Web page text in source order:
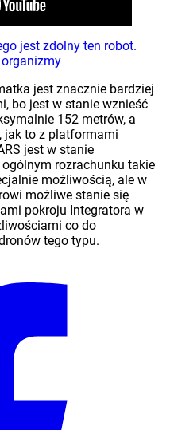
jest zdolny ten robot.
jest znacznie bardziej
bo jest w stanie wznieść
152 metrów, a
jak to z platformami
jest w stanie
rozrachunku takie
możliwością, ale w
możliwe stanie się
pokroju Integratora w
co do
tego typu.